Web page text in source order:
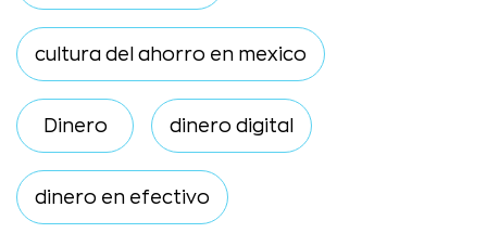
cultura del ahorro en mexico
Dinero dinero digital
dinero en efectivo